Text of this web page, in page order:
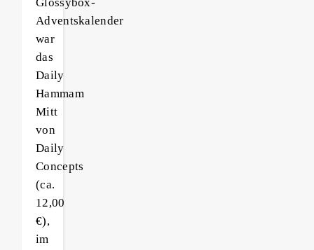
Glossybox-
Adventskalender
war
das
Daily
Hammam
Mitt
von
Daily
Concepts
(ca.
12,00
€),
im